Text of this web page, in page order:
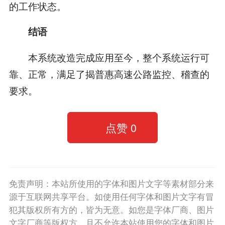
的工作状态。
结语
本系统改造完成应用至今，整个系统运行可
靠、正常，满足了揭普惠高速公路监控、稽查的
要求。
点赞 0
免责声明：本站所使用的字体和图片文字等素材部分来
源于互联网共享平台。如使用任何字体和图片文字有冒
犯其版权所有方的，皆为无意。如您是字体厂商、图片
文字厂商等版权方，且不允许本站使用您的字体和图片